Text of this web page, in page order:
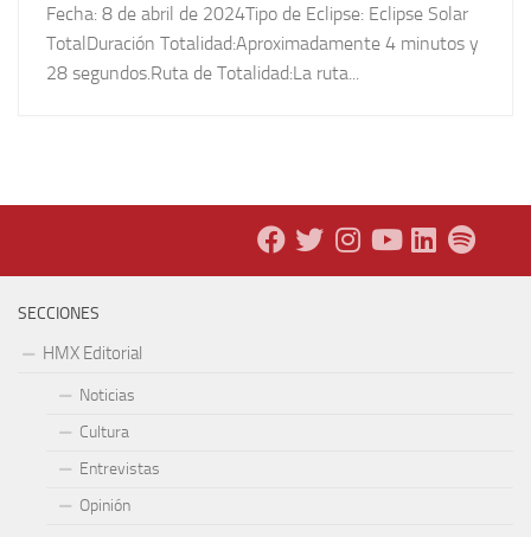
Fecha: 8 de abril de 2024Tipo de Eclipse: Eclipse Solar
TotalDuración Totalidad:Aproximadamente 4 minutos y
28 segundos.Ruta de Totalidad:La ruta...
SECCIONES
HMX Editorial
Noticias
Cultura
Entrevistas
Opinión